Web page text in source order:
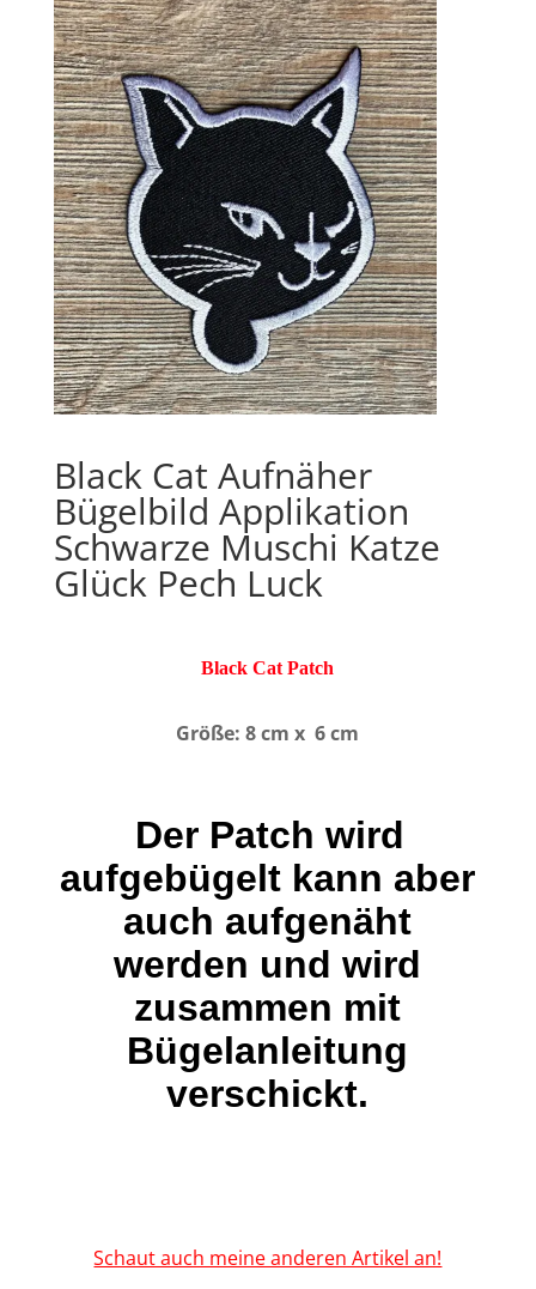
Black Cat Aufnäher
Bügelbild Applikation
Schwarze Muschi Katze
Glück Pech Luck
Black Cat Patch
Größe: 8 cm x 6 cm
Der Patch wird
aufgebügelt kann aber
auch aufgenäht
werden und wird
zusammen mit
Bügelanleitung
verschickt.
Schaut auch meine anderen Artikel an!